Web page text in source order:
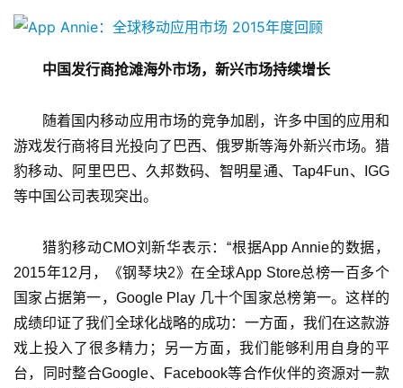
中国发行商抢滩海外市场，新兴市场持续增长
随着国内移动应用市场的竞争加剧，许多中国的应用和
游戏发行商将目光投向了巴西、俄罗斯等海外新兴市场。猎
豹移动、阿里巴巴、久邦数码、智明星通、Tap4Fun、IGG
等中国公司表现突出。
猎豹移动CMO刘新华表示：“根据App Annie的数据，
2015年12月，《钢琴块2》在全球App Store总榜一百多个
国家占据第一，Google Play 几十个国家总榜第一。这样的
成绩印证了我们全球化战略的成功：一方面，我们在这款游
戏上投入了很多精力；另一方面，我们能够利用自身的平
台，同时整合Google、Facebook等合作伙伴的资源对一款